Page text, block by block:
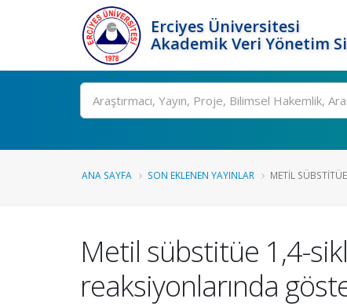
Erciyes Üniversitesi
Akademik Veri Yönetim
Ara
ANA SAYFA SON EKLENEN YAYINLAR METIL
Metil sübstitüe 1,4-
reaksiyonlarında